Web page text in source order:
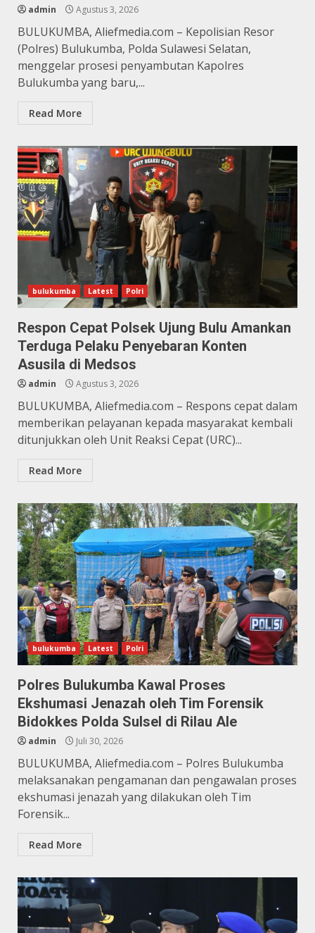
admin Agustus 3, 2026
BULUKUMBA, Aliefmedia.com – Kepolisian Resor
(Polres) Bulukumba, Polda Sulawesi Selatan,
menggelar prosesi penyambutan Kapolres
Bulukumba yang baru,...
Read More
bulukumba Latest Polri
Respon Cepat Polsek Ujung Bulu Amankan
Terduga Pelaku Penyebaran Konten
Asusila di Medsos
admin Agustus 3, 2026
BULUKUMBA, Aliefmedia.com – Respons cepat dalam
memberikan pelayanan kepada masyarakat kembali
ditunjukkan oleh Unit Reaksi Cepat (URC)...
Read More
bulukumba Latest Polri
Polres Bulukumba Kawal Proses
Ekshumasi Jenazah oleh Tim Forensik
Bidokkes Polda Sulsel di Rilau Ale
admin Juli 30, 2026
BULUKUMBA, Aliefmedia.com – Polres Bulukumba
melaksanakan pengamanan dan pengawalan proses
ekshumasi jenazah yang dilakukan oleh Tim
Forensik...
Read More